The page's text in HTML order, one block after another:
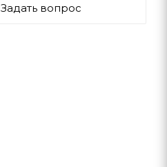
Задать вопрос